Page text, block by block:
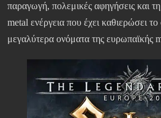
παραγωγή, πολεμικές αφηγήσεις και
metal ενέργεια που έχει καθιερώσει
μεγαλύτερα ονόματα της ευρωπαϊκής